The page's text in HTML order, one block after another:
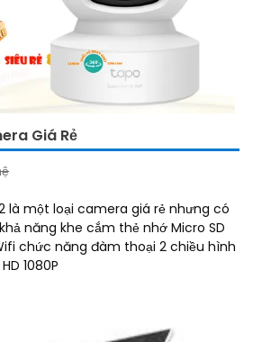
Giá Rẻ
là một loại camera giá rẻ nhưng có
chức năng đàm thoại 2 chiều hình
1080P